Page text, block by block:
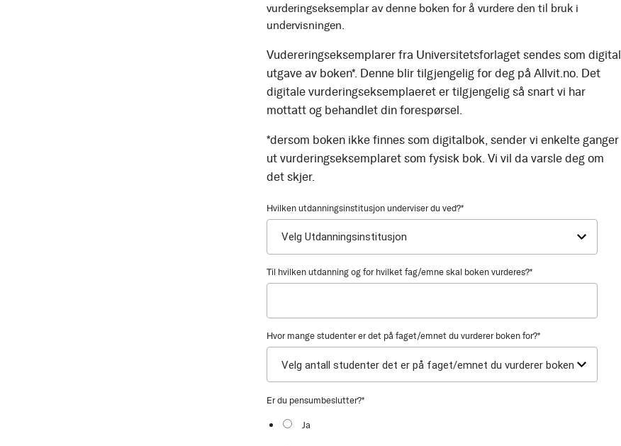
vurderingseksemplar av denne boken for å vurdere den til bruk i
undervisningen.
Vudereringseksemplarer fra Universitetsforlaget sendes som digital
utgave av boken*. Denne blir tilgjengelig for deg på Allvit.no. Det
digitale vurderingseksemplaeret er tilgjengelig så snart vi har
mottatt og behandlet din forespørsel.
*dersom boken ikke finnes som digitalbok, sender vi enkelte ganger
ut vurderingseksemplaret som fysisk bok. Vi vil da varsle deg om
det skjer.
Hvilken utdanningsinstitusjon underviser du ved?*
Til hvilken utdanning og for hvilket fag/emne skal boken vurderes?*
Hvor mange studenter er det på faget/emnet du vurderer boken for?*
Er du pensumbeslutter?*
Ja